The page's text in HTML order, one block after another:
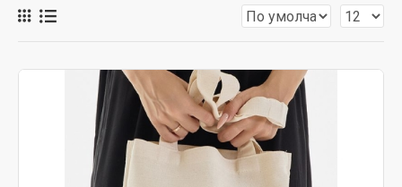
пункты OZON.